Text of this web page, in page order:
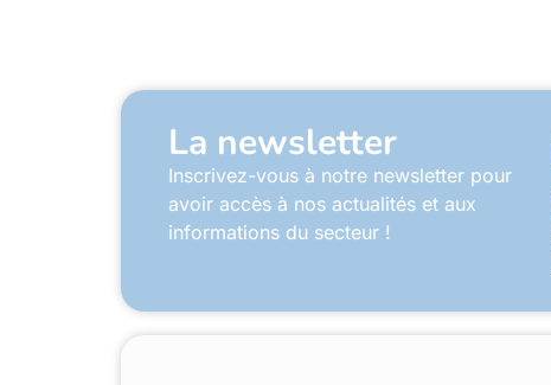
La newsletter
Inscrivez-vous à notre newsletter pour
avoir accès à nos actualités et aux
informations du secteur !